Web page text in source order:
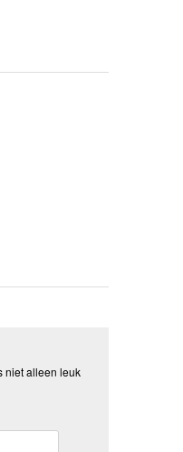
niet alleen leuk